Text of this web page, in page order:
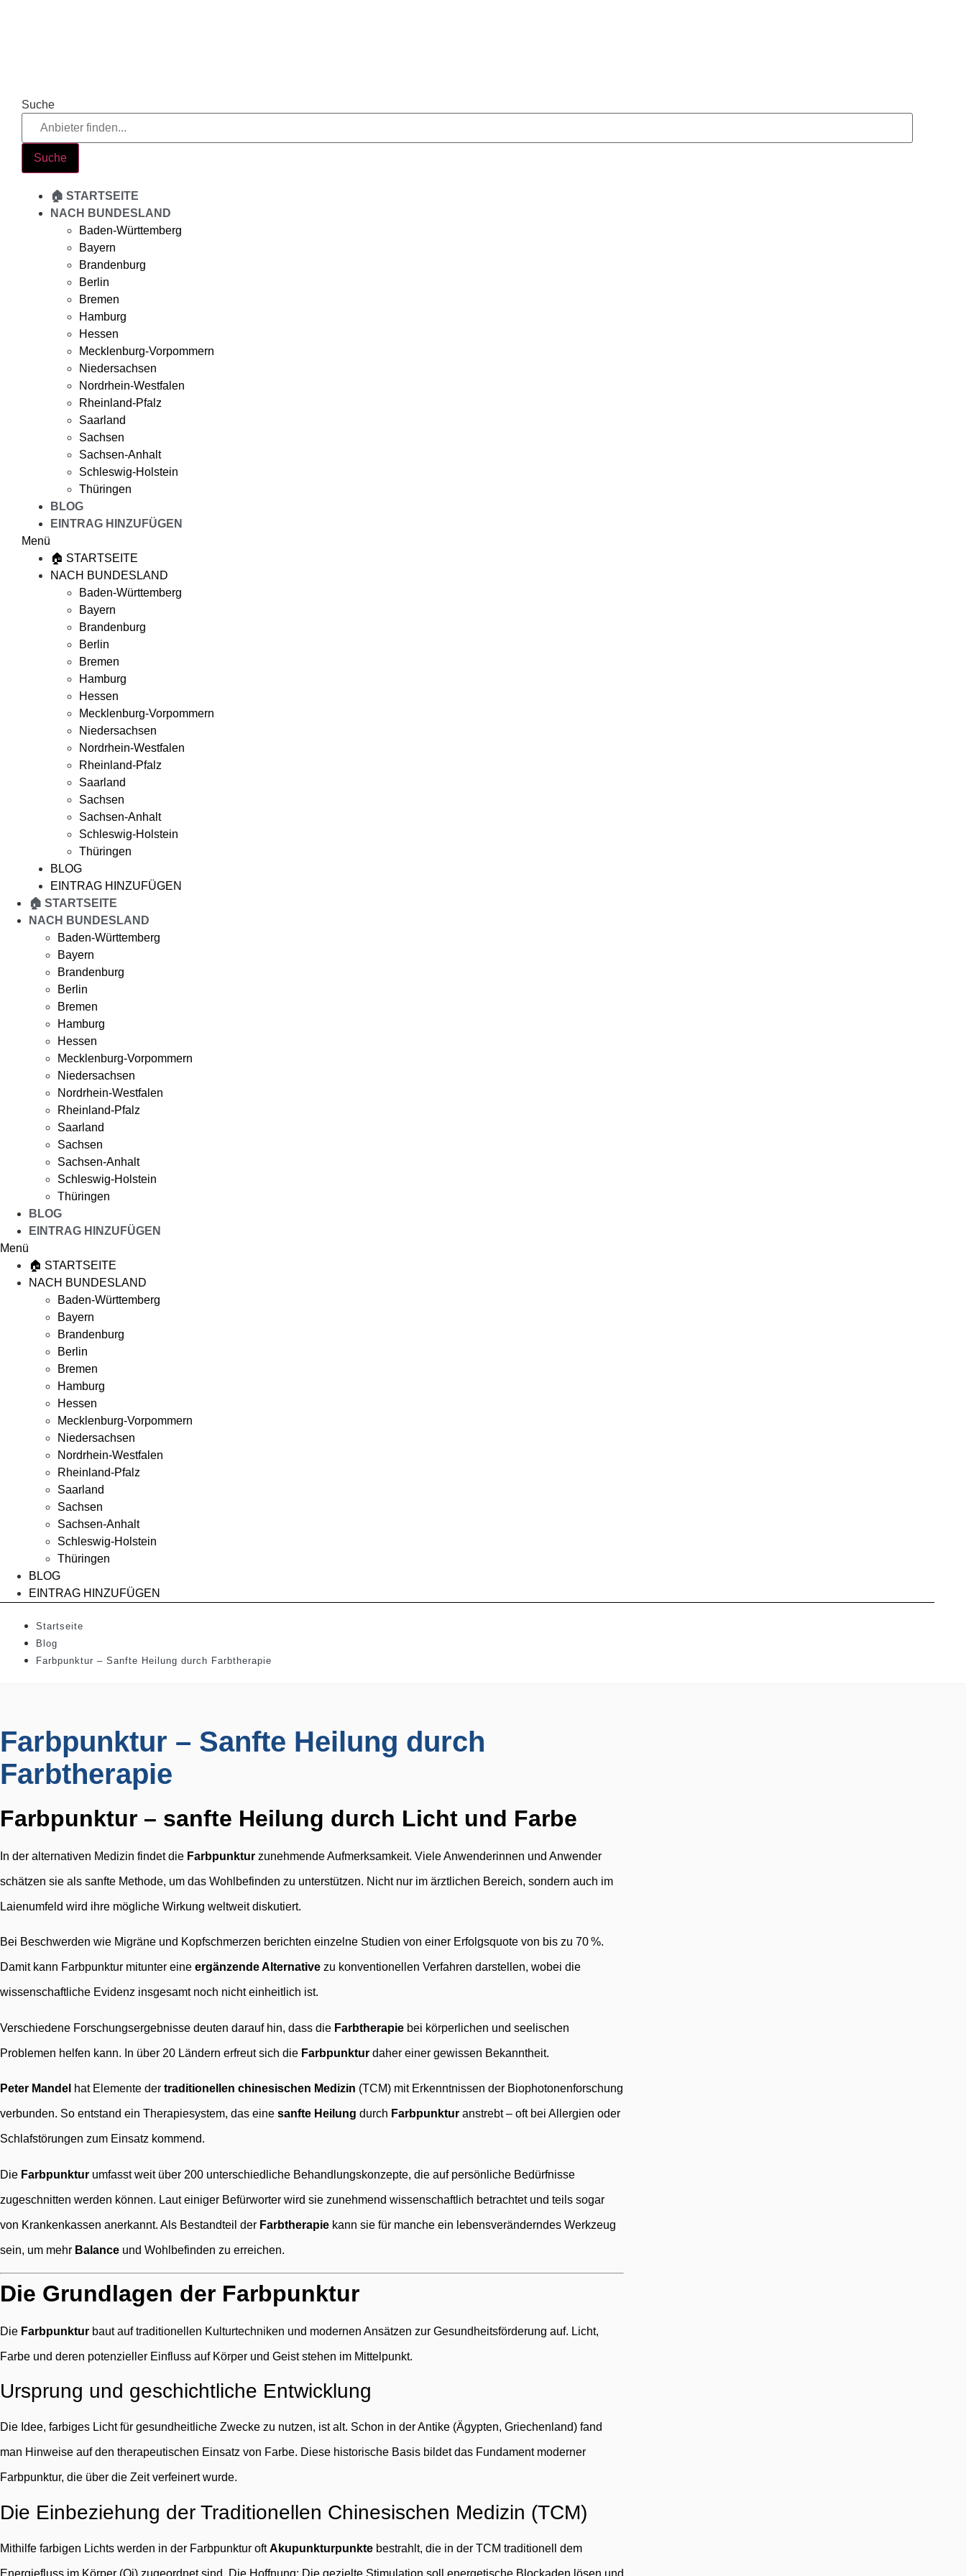
Suche
Suche
🏠 STARTSEITE
NACH BUNDESLAND
Baden-Württemberg
Bayern
Brandenburg
Berlin
Bremen
Hamburg
Hessen
Mecklenburg-Vorpommern
Niedersachsen
Nordrhein-Westfalen
Rheinland-Pfalz
Saarland
Sachsen
Sachsen-Anhalt
Schleswig-Holstein
Thüringen
BLOG
EINTRAG HINZUFÜGEN
Menü
🏠 STARTSEITE
NACH BUNDESLAND
Baden-Württemberg
Bayern
Brandenburg
Berlin
Bremen
Hamburg
Hessen
Mecklenburg-Vorpommern
Niedersachsen
Nordrhein-Westfalen
Rheinland-Pfalz
Saarland
Sachsen
Sachsen-Anhalt
Schleswig-Holstein
Thüringen
BLOG
EINTRAG HINZUFÜGEN
🏠 STARTSEITE
NACH BUNDESLAND
Baden-Württemberg
Bayern
Brandenburg
Berlin
Bremen
Hamburg
Hessen
Mecklenburg-Vorpommern
Niedersachsen
Nordrhein-Westfalen
Rheinland-Pfalz
Saarland
Sachsen
Sachsen-Anhalt
Schleswig-Holstein
Thüringen
BLOG
EINTRAG HINZUFÜGEN
Menü
🏠 STARTSEITE
NACH BUNDESLAND
Baden-Württemberg
Bayern
Brandenburg
Berlin
Bremen
Hamburg
Hessen
Mecklenburg-Vorpommern
Niedersachsen
Nordrhein-Westfalen
Rheinland-Pfalz
Saarland
Sachsen
Sachsen-Anhalt
Schleswig-Holstein
Thüringen
BLOG
EINTRAG HINZUFÜGEN
Startseite
Blog
Farbpunktur – Sanfte Heilung durch Farbtherapie
Farbpunktur – Sanfte Heilung durch
Farbtherapie
Farbpunktur – sanfte Heilung durch Licht und Farbe
In der alternativen Medizin findet die Farbpunktur zunehmende Aufmerksamkeit. Viele Anwenderinnen und Anwender
schätzen sie als sanfte Methode, um das Wohlbefinden zu unterstützen. Nicht nur im ärztlichen Bereich, sondern auch im
Laienumfeld wird ihre mögliche Wirkung weltweit diskutiert.
Bei Beschwerden wie Migräne und Kopfschmerzen berichten einzelne Studien von einer Erfolgsquote von bis zu 70 %.
Damit kann Farbpunktur mitunter eine ergänzende Alternative zu konventionellen Verfahren darstellen, wobei die
wissenschaftliche Evidenz insgesamt noch nicht einheitlich ist.
Verschiedene Forschungsergebnisse deuten darauf hin, dass die Farbtherapie bei körperlichen und seelischen
Problemen helfen kann. In über 20 Ländern erfreut sich die Farbpunktur daher einer gewissen Bekanntheit.
Peter Mandel hat Elemente der traditionellen chinesischen Medizin (TCM) mit Erkenntnissen der Biophotonenforschung
verbunden. So entstand ein Therapiesystem, das eine sanfte Heilung durch Farbpunktur anstrebt – oft bei Allergien oder
Schlafstörungen zum Einsatz kommend.
Die Farbpunktur umfasst weit über 200 unterschiedliche Behandlungskonzepte, die auf persönliche Bedürfnisse
zugeschnitten werden können. Laut einiger Befürworter wird sie zunehmend wissenschaftlich betrachtet und teils sogar
von Krankenkassen anerkannt. Als Bestandteil der Farbtherapie kann sie für manche ein lebensveränderndes Werkzeug
sein, um mehr Balance und Wohlbefinden zu erreichen.
Die Grundlagen der Farbpunktur
Die Farbpunktur baut auf traditionellen Kulturtechniken und modernen Ansätzen zur Gesundheitsförderung auf. Licht,
Farbe und deren potenzieller Einfluss auf Körper und Geist stehen im Mittelpunkt.
Ursprung und geschichtliche Entwicklung
Die Idee, farbiges Licht für gesundheitliche Zwecke zu nutzen, ist alt. Schon in der Antike (Ägypten, Griechenland) fand
man Hinweise auf den therapeutischen Einsatz von Farbe. Diese historische Basis bildet das Fundament moderner
Farbpunktur, die über die Zeit verfeinert wurde.
Die Einbeziehung der Traditionellen Chinesischen Medizin (TCM)
Mithilfe farbigen Lichts werden in der Farbpunktur oftAkupunkturpunkte bestrahlt, die in der TCM traditionell dem
Energiefluss im Körper (Qi) zugeordnet sind. Die Hoffnung: Die gezielte Stimulation soll energetische Blockaden lösen und